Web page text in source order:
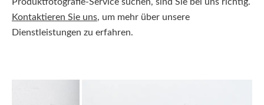
Kontaktieren Sie uns, um mehr über unsere
Dienstleistungen zu erfahren.